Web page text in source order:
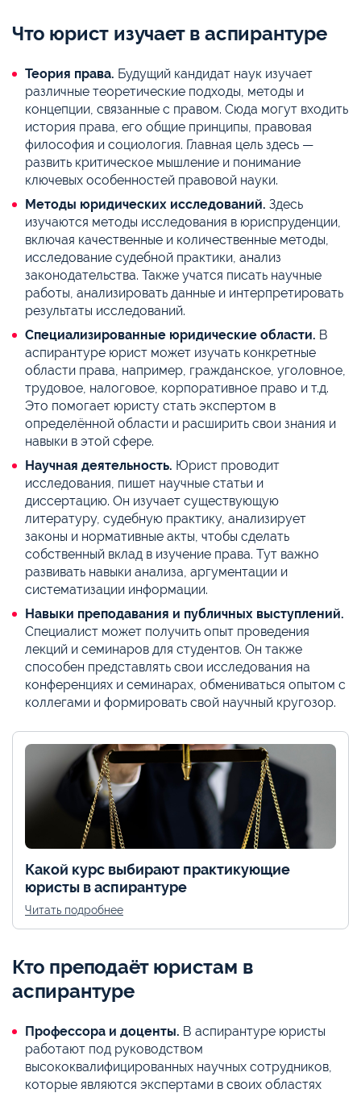
Что юрист изучает в аспирантуре
Теория права. Будущий кандидат наук изучает
различные теоретические подходы, методы и
концепции, связанные с правом. Сюда могут входить
история права, его общие принципы, правовая
философия и социология. Главная цель здесь —
развить критическое мышление и понимание
ключевых особенностей правовой науки.
Методы юридических исследований. Здесь
изучаются методы исследования в юриспруденции,
включая качественные и количественные методы,
исследование судебной практики, анализ
законодательства. Также учатся писать научные
работы, анализировать данные и интерпретировать
результаты исследований.
Специализированные юридические области. В
аспирантуре юрист может изучать конкретные
области права, например, гражданское, уголовное,
трудовое, налоговое, корпоративное право и т.д.
Это помогает юристу стать экспертом в
определённой области и расширить свои знания и
навыки в этой сфере.
Научная деятельность. Юрист проводит
исследования, пишет научные статьи и
диссертацию. Он изучает существующую
литературу, судебную практику, анализирует
законы и нормативные акты, чтобы сделать
собственный вклад в изучение права. Тут важно
развивать навыки анализа, аргументации и
систематизации информации.
Навыки преподавания и публичных выступлений.
Специалист может получить опыт проведения
лекций и семинаров для студентов. Он также
способен представлять свои исследования на
конференциях и семинарах, обмениваться опытом с
коллегами и формировать свой научный кругозор.
Какой курс выбирают практикующие
юристы в аспирантуре
Читать подробнее
Кто преподаёт юристам в
аспирантуре
Профессора и доценты. В аспирантуре юристы
работают под руководством
высококвалифицированных научных сотрудников,
которые являются экспертами в своих областях